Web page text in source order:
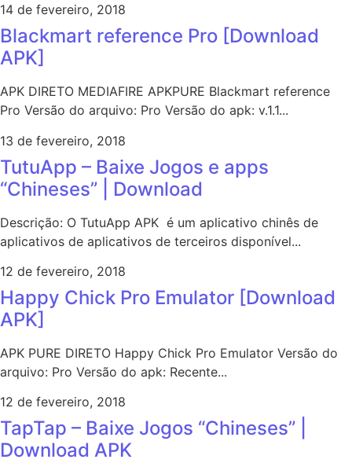
14 de fevereiro, 2018
Blackmart reference Pro [Download
APK]
APK DIRETO MEDIAFIRE APKPURE Blackmart reference
Pro Versão do arquivo: Pro Versão do apk: v.1.1...
13 de fevereiro, 2018
TutuApp – Baixe Jogos e apps
“Chineses” | Download
Descrição: O TutuApp APK é um aplicativo chinês de
aplicativos de aplicativos de terceiros disponível...
12 de fevereiro, 2018
Happy Chick Pro Emulator [Download
APK]
APK PURE DIRETO Happy Chick Pro Emulator Versão do
arquivo: Pro Versão do apk: Recente...
12 de fevereiro, 2018
TapTap – Baixe Jogos “Chineses” |
Download APK